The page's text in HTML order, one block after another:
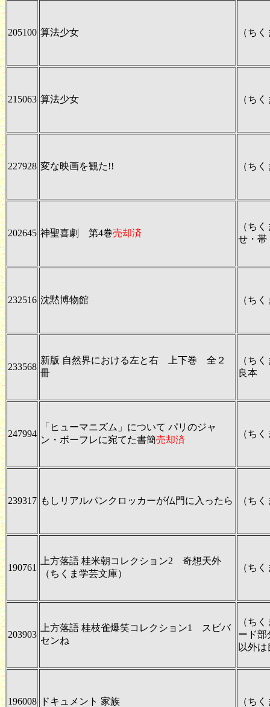
205100 算法少女 （ち
215063 算法少女 （ち
227928 変な映画を観た!! （ち
202645 神聖喜劇 第4巻売却済
（ち
せ・帯
232516 沈黙博物館 （ち
233568
新版 自然界における左と右 上下巻 全２
冊
（ち
良本
247994
「ヒューマニズム」について パリのジャ
ン・ボーフレに宛てた書簡売却済
（ち
239317 もしリアルパンクロッカーが仏門に入ったら （ち
190761
上方落語 桂米朝コレクション2 奇想天外
（ちくま学芸文庫）
（ち
203903
上方落語 桂枝雀爆笑コレクション1 スビバ
センね
（ち
ード部
以外
196008 ドキュメント 家族 （ち